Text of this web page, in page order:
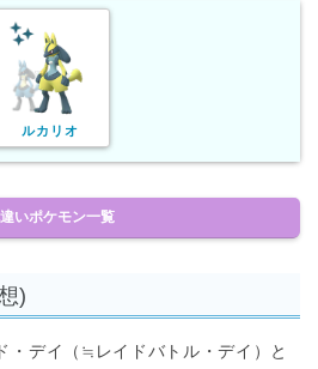
ルカリオ
いポケモン一覧
)
・デイ（≒レイドバトル・デイ）と